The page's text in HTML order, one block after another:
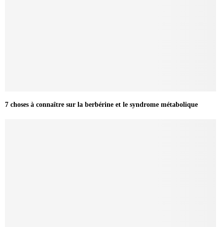
7 choses à connaître sur la berbérine et le syndrome métabolique